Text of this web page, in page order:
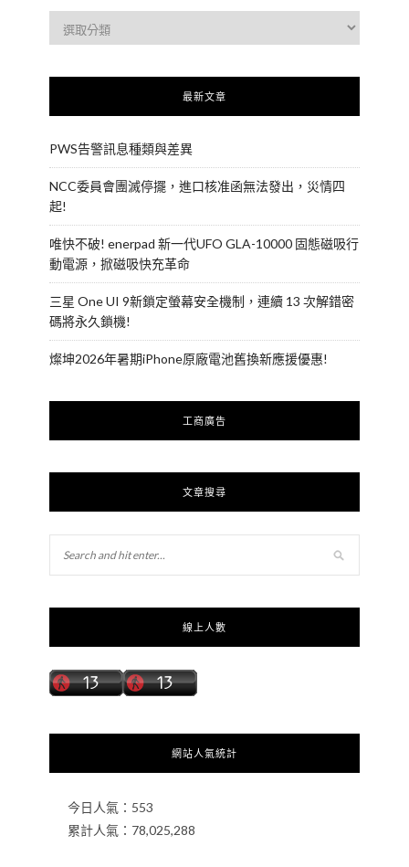
最新文章
PWS告警訊息種類與差異
NCC委員會團滅停擺，進口核准函無法發出，災情四
起!
唯快不破! enerpad 新一代UFO GLA-10000 固態磁吸行
動電源，掀磁吸快充革命
三星 One UI 9新鎖定螢幕安全機制，連續 13 次解錯密
碼將永久鎖機!
燦坤2026年暑期iPhone原廠電池舊換新應援優惠!
工商廣告
文章搜尋
線上人數
網站人氣統計
今日人氣： 553
累計人氣： 78,025,288